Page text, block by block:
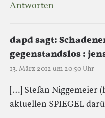
Antworten
dapd sagt:
gegenstandslos :
13. März 2012 um 20:50 Uhr
[…] Stefan Niggemeier
aktuellen SPIEGEL